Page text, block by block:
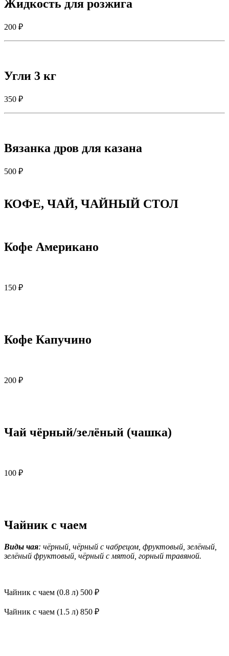
Жидкость для розжига
200 ₽
Угли 3 кг
350 ₽
Вязанка дров для казана
500 ₽
КОФЕ, ЧАЙ, ЧАЙНЫЙ СТОЛ
Кофе Американо
150 ₽
Кофе Капучино
200 ₽
Чай чёрный/зелёный (чашка)
100 ₽
Чайник с чаем
Виды чая: чёрный, чёрный с чабрецом, фруктовый, зелёный,
зелёный фруктовый, чёрный с мятой, горный травяной.
Чайник с чаем (0.8 л) 500 ₽
Чайник с чаем (1.5 л) 850 ₽